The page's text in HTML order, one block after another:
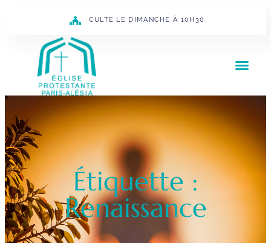
CULTE LE DIMANCHE À 10H30
Étiquette :
Renaissance